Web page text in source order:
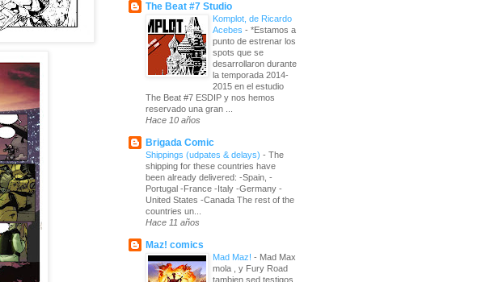
The Beat #7 Studio
Komplot, de Ricardo
Acebes - *Estamos a
punto de estrenar los
spots que se
desarrollaron durante
la temporada 2014-
2015 en el estudio
The Beat #7 ESDIP y nos hemos
reservado una gran ...
Hace 10 años
Brigada Comic
Shippings (udpates & delays) - The
shipping for these countries have
been already delivered: -Spain, -
Portugal -France -Italy -Germany -
United States -Canada The rest of the
countries un...
Hace 11 años
Maz! comics
Mad Maz! - Mad Max
mola , y Fury Road
tambien sed testigos